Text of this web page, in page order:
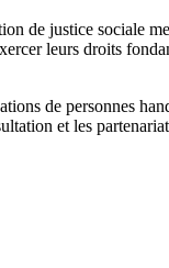
de justice sociale
leurs droits
de personnes
et les